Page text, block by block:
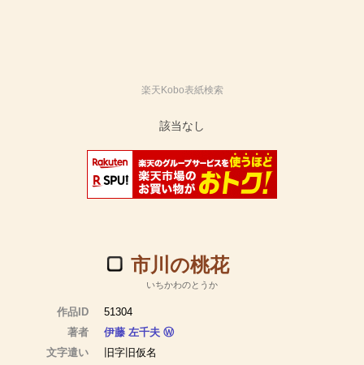
楽天Kobo表紙検索
市川の桃花
いちかわのとうか
作品ID
51304
著者
伊藤 左千夫 Ⓦ
文字遣い
旧字旧仮名